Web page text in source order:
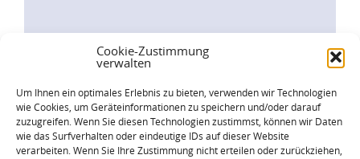
Cookie-Zustimmung
verwalten
Um Ihnen ein optimales Erlebnis zu bieten, verwenden wir Technologien
wie Cookies, um Geräteinformationen zu speichern und/oder darauf
zuzugreifen. Wenn Sie diesen Technologien zustimmst, können wir Daten
wie das Surfverhalten oder eindeutige IDs auf dieser Website
verarbeiten. Wenn Sie Ihre Zustimmung nicht erteilen oder zurückziehen,
Landesfamilienrat Baden-Württemberg
JETZT
ABONNIEREN!